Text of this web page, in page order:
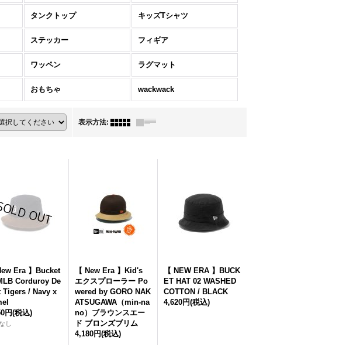
タンクトップ キッズTシャツ
ステッカー フィギア
ワッペン ラグマット
おもちゃ wackwack
表示方法:
Era 】Bucket
Corduroy De
Tigers / Navy x
円(税込)
し
【 New Era 】Kid's
エクスプローラー Po
wered by GORO NAK
ATSUGAWA（min-na
no）ブラウンスエー
ド ブロンズブリム
4,180円(税込)
【 NEW ERA 】BUCK
ET HAT 02 WASHED
COTTON / BLACK
4,620円(税込)